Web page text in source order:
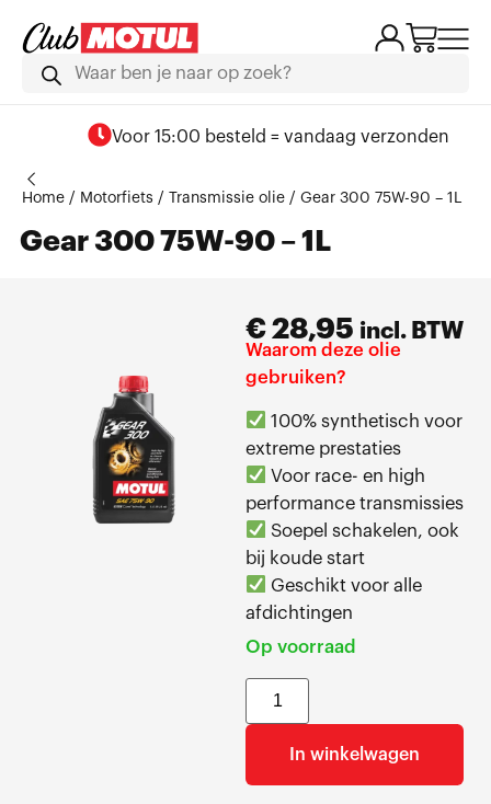
Voor 15:00 besteld = vandaag verzonden
Home/ Motorfiets / Transmissie olie/ Gear 300 75W-90 – 1L
Gear 300 75W-90 – 1L
€28,95 incl. BTW
Waarom deze olie
gebruiken?
100% synthetisch voor
extreme prestaties
Voor race- en high
performance transmissies
Soepel schakelen, ook
bij koude start
Geschikt voor alle
afdichtingen
Op voorraad
In winkelwagen